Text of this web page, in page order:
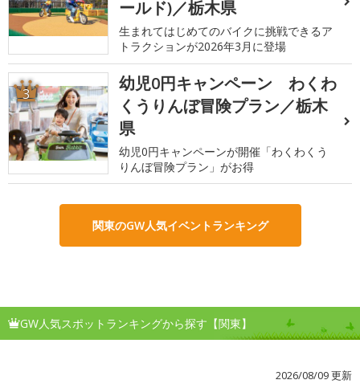
ールド)／栃木県
生まれてはじめてのバイクに挑戦できるア
トラクションが2026年3月に登場
3
幼児0円キャンペーン わくわ
くうりんぼ冒険プラン／栃木
県
幼児0円キャンペーンが開催「わくわくう
りんぼ冒険プラン」がお得
関東のGW人気イベントランキング
GW人気スポットランキングから探す【関東】
2026/08/09 更新